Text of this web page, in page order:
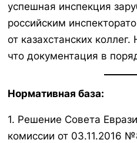
успешная инспекция
российским
от казахстанских
что документация в
Нормативная база:
1. Решение Совета
комиссии от 03.11.2016